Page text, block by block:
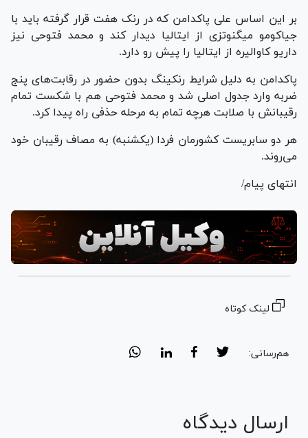
بر این اساس علی پاکدامن که در رنک هفت قرار گرفته باید با
جیاکومو میگنوتزی از ایتالیا دیدار کند و محمد فتوحی نیز
داریو کاوالیره از ایتالیا را پیش رو دارد.
پاکدامن به دلیل شرایط رنکینگ بدون حضور در رقابت‌های پنج
ضربه وارد جدول اصلی شد و محمد فتوحی هم با شکست تمام
رقیبانش با صلابت هرچه تمام به مرحله حذفی راه پیدا کرد.
هر دو سابریست کشورمان فردا (یکشنبه) به مصاف رقیبان خود
می‌روند.
انتهای پیام/
لینک کوتاه
هم‌رسانی:
ارسال دیدگاه